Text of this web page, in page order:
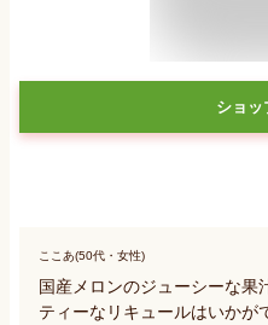
ショッ
ここあ(50代・女性)
国産メロンのジューシーな果
ティーなリキュールはいかが